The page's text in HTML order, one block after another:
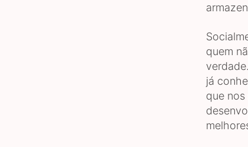
quem
já
que